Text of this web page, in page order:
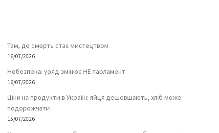
Там, де смерть стає мистецтвом
16/07/2026
Небезпека: уряд змінює НЕ парламент
16/07/2026
Ціни на продукти в Україні: яйця дешевшають, хліб може
подорожчати
15/07/2026